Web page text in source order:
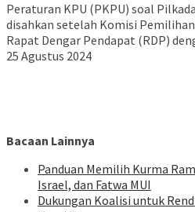
Peraturan KPU (PKPU) soal
disahkan setelah Komisi
Rapat Dengar Pendapat (RDP)
25 Agustus 2024
Bacaan Lainnya
Panduan Memilih Kurma
Israel, dan Fatwa MUI
Dukungan Koalisi untuk